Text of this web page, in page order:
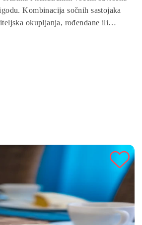
Kombinacija sočnih sastojaka
okupljanja, rođendane ili